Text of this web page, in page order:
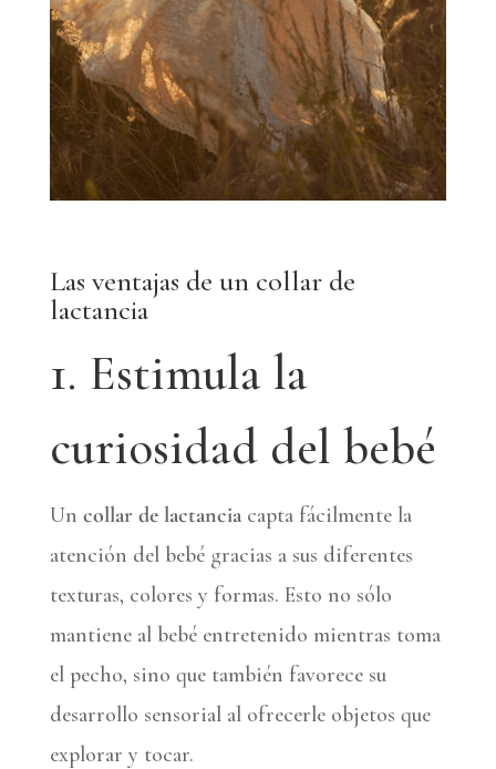
Las ventajas de un collar de
lactancia
1. Estimula la
curiosidad del bebé
Un collar de lactanciacapta fácilmente la
atención del bebé gracias a sus diferentes
texturas, colores y formas. Esto no sólo
mantiene al bebé entretenido mientras toma
el pecho, sino que también favorece su
desarrollo sensorial al ofrecerle objetos que
explorar y tocar.